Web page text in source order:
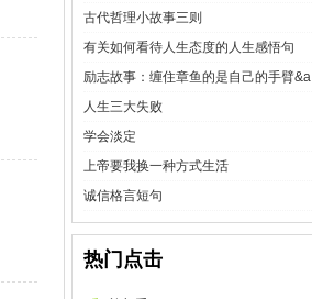
古代哲理小故事三则
有关如何看待人生态度的人生感悟句
励志故事：缠住章鱼的是自己的手臂&a
人生三大失败
学会淡定
上帝要我换一种方式生活
诚信格言短句
热门点击